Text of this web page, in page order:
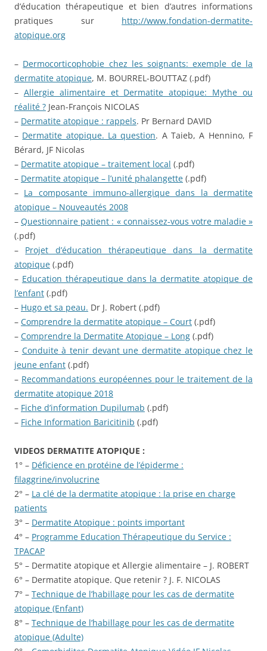
d’éducation thérapeutique et bien d’autres informations
pratiques sur http://www.fondation-dermatite-
atopique.org
– Dermocorticophobie chez les soignants: exemple de la
dermatite atopique, M. BOURREL-BOUTTAZ (.pdf)
– Allergie alimentaire et Dermatite atopique: Mythe ou
réalité ? Jean-François NICOLAS
– Dermatite atopique : rappels. Pr Bernard DAVID
– Dermatite atopique. La question. A Taieb, A Hennino, F
Bérard, JF Nicolas
– Dermatite atopique – traitement local (.pdf)
– Dermatite atopique – l’unité phalangette (.pdf)
– La composante immuno-allergique dans la dermatite
atopique – Nouveautés 2008
–Questionnaire patient : « connaissez-vous votre maladie »
(.pdf)
– Projet d’éducation thérapeutique dans la dermatite
atopique (.pdf)
– Education thérapeutique dans la dermatite atopique de
l’enfant (.pdf)
– Hugo et sa peau. Dr J. Robert (.pdf)
– Comprendre la dermatite atopique – Court (.pdf)
– Comprendre la Dermatite Atopique – Long (.pdf)
– Conduite à tenir devant une dermatite atopique chez le
jeune enfant (.pdf)
– Recommandations européennes pour le traitement de la
dermatite atopique 2018
– Fiche d’information Dupilumab (.pdf)
– Fiche Information Baricitinib (.pdf)
VIDEOS DERMATITE ATOPIQUE :
1° – Déficience en protéine de l’épiderme :
filaggrine/involucrine
2° – La clé de la dermatite atopique : la prise en charge
patients
3° – Dermatite Atopique : points important
4° – Programme Education Thérapeutique du Service :
TPACAP
5° – Dermatite atopique et Allergie alimentaire – J. ROBERT
6° – Dermatite atopique. Que retenir ? J. F. NICOLAS
7° – Technique de l’habillage pour les cas de dermatite
atopique (Enfant)
8° – Technique de l’habillage pour les cas de dermatite
atopique (Adulte)